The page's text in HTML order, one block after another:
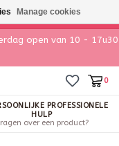
open van 10 - 17u30
0
PROFESSIONELE
HULP
over een product?
Manage cookies